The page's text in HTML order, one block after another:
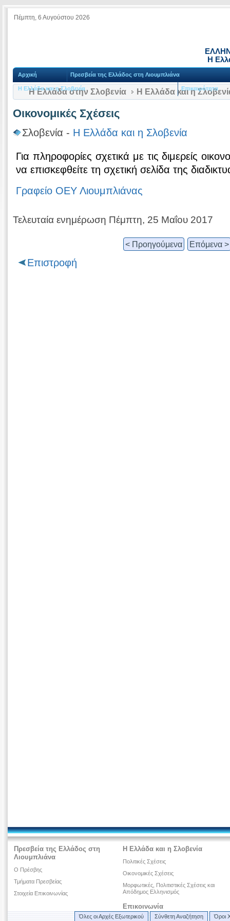
Πέμπτη, 6 Αυγούστου 2026
Η
Αρχική Πρεσβεία της Ελλάδος στη Λιουμπλιάνα
Η Ελλάδα και η Σλοβενία Επικαιρότητα
Η Ελλάδα στην Σλοβενία Η Ελλάδα και η
Οικονομικές Σχέσεις
Σλοβενία - Η Ελλάδα και η Σλοβενία
Για πληροφορίες σχετικά με τις διμερείς
να επισκεφθείτε τη σχετική σελίδα της
Γραφείο ΟΕΥ Λιουμπλιάνας
Τελευταία ενημέρωση Πέμπτη, 25 Μαΐου 2017
< Προηγούμενα Επόμενα >
Επιστροφή
Πρεσβεία της Ελλάδος στη
Λιουμπλιάνα
O Πρέσβης
Τμήματα Πρεσβείας
Στοιχεία Επικοινωνίας
Η Ελλάδα και η Σλοβενία
Πολιτικές Σχέσεις
Οικονομικές Σχέσεις
Μορφωτικές, Πολιτιστικές Σχέσεις και
Απόδημος Ελληνισμός
Επικοινωνία
Όλες οι Αρχές Εξωτερικού Σύνθετη Αναζήτηση Όροι